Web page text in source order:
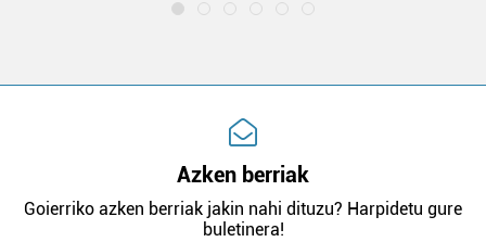
Azken berriak
Goierriko azken berriak jakin nahi dituzu? Harpidetu gure
buletinera!